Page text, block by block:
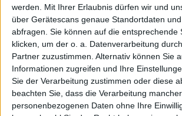
werden.
Mit Ihrer Erlaubnis dürfen wir und
über Gerätescans genaue Standortdaten
abfragen. Sie können auf die entsprechende
klicken, um der o. a. Datenverarbeitung
Partner zuzustimmen. Alternativ können Sie
Informationen zugreifen und Ihre
Sie der Verarbeitung zustimmen oder diese
beachten Sie, dass die Verarbeitung mancher
personenbezogenen Daten ohne Ihre
TOURNAMENT
Wimbledon 2024:
Geschichte und
Townsend war eine der
Nachwuchsspielerinnen der letzten
wurde sie mit den Williams-
erreichte die Nummer 1 der